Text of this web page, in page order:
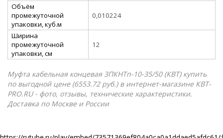
Объём
промежуточной
упаковки, куб.м
0,010224
Ширина
промежуточной
упаковки, см
12
Муфта кабельная концевая 3ПКНТп-10-35/50 (КВТ) купить
по выгодной цене (6553.72 руб.) в интернет-магазине КВТ-
PRO.RU - фото, отзывы, технические характеристики.
Доставка по Москве и России